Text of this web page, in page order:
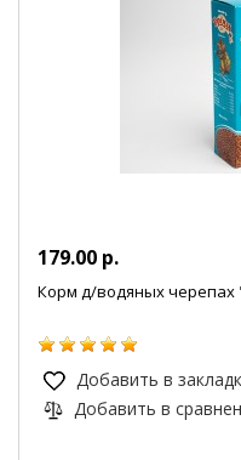
179.00 р.
Корм д/водяных черепах
Добавить в
Добавить в